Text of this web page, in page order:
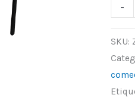
-
acero.
160".
SKU: